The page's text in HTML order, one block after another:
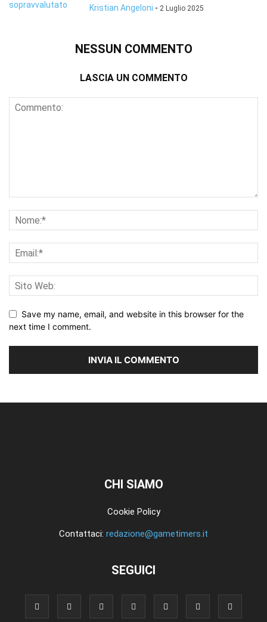
Kristian Angeloni - 2 Luglio 2025
NESSUN COMMENTO
LASCIA UN COMMENTO
Save my name, email, and website in this browser for the
next time I comment.
CHI SIAMO
Cookie Policy
Contattaci: redazione@gametimers.it
SEGUICI